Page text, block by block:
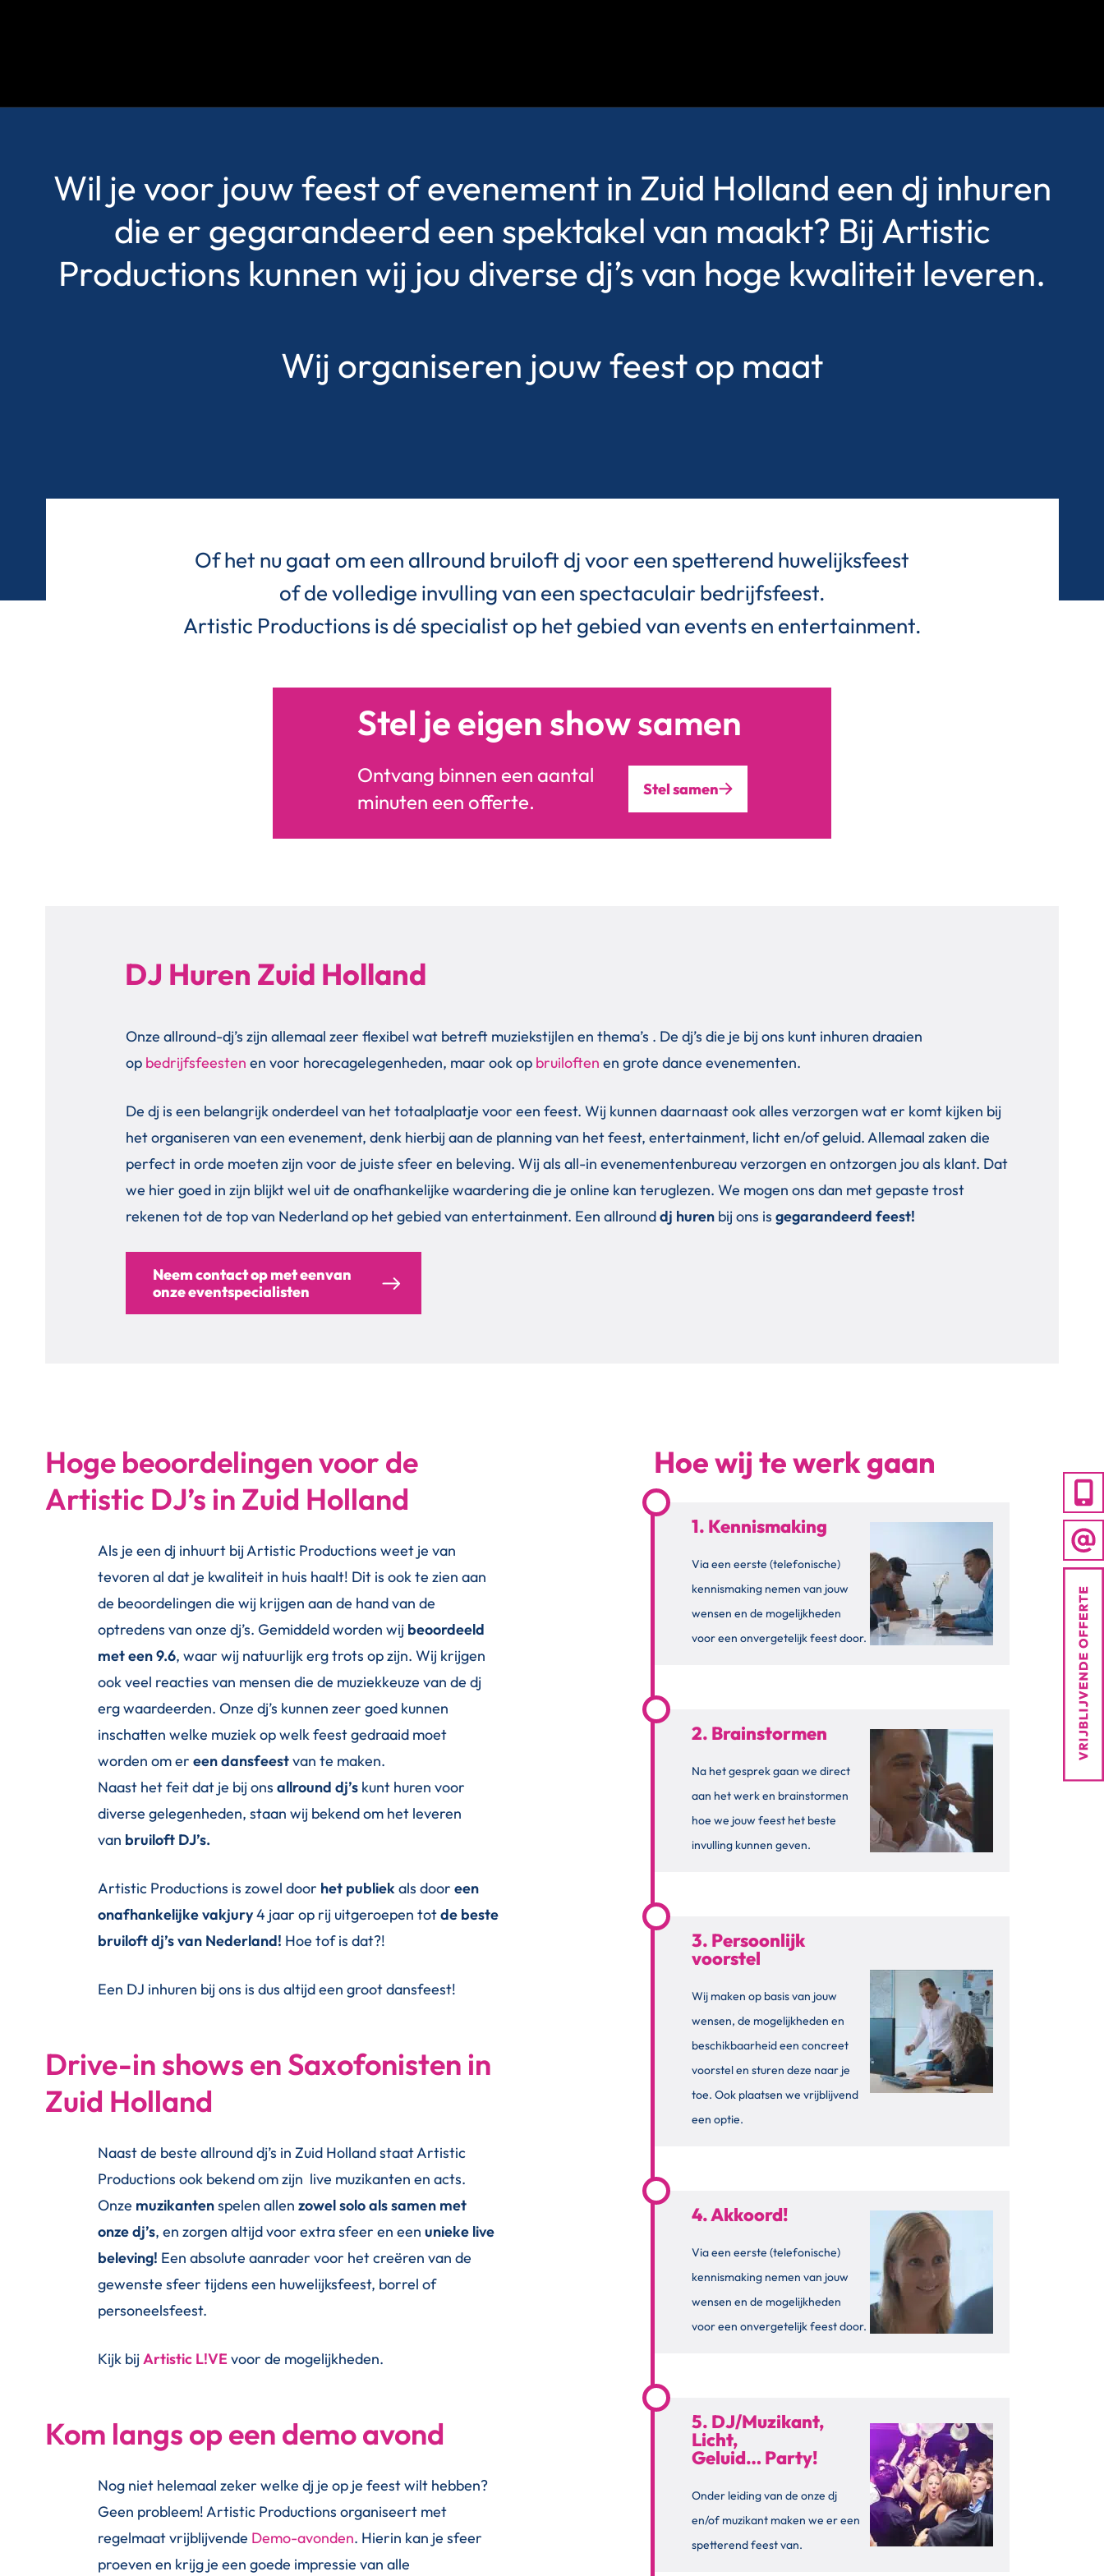
Wil je voor jouw feest of evenement in Zuid Holland een dj inhuren
die er gegarandeerd een spektakel van maakt? Bij Artistic
Productions kunnen wij jou diverse dj’s van hoge kwaliteit leveren.
Wij organiseren jouw feest op maat
Of het nu gaat om een allround bruiloft dj voor een spetterend huwelijksfeest
of de volledige invulling van een spectaculair bedrijfsfeest.
Artistic Productions is dé specialist op het gebied van events en entertainment.
Stel je eigen show samen
Ontvang binnen een aantal
minuten een offerte.
Stel samen
DJ Huren Zuid Holland
Onze allround-dj’s zijn allemaal zeer flexibel wat betreft muziekstijlen en thema’s . De dj’s die je bij ons kunt inhuren draaien
op bedrijfsfeesten en voor horecagelegenheden, maar ook op bruiloften en grote dance evenementen.
De dj is een belangrijk onderdeel van het totaalplaatje voor een feest. Wij kunnen daarnaast ook alles verzorgen wat er komt kijken bij
het organiseren van een evenement, denk hierbij aan de planning van het feest, entertainment, licht en/of geluid. Allemaal zaken die
perfect in orde moeten zijn voor de juiste sfeer en beleving. Wij als all-in evenementenbureau verzorgen en ontzorgen jou als klant. Dat
we hier goed in zijn blijkt wel uit de onafhankelijke waardering die je online kan teruglezen. We mogen ons dan met gepaste trost
rekenen tot de top van Nederland op het gebied van entertainment. Een allrounddj hurenbij ons is gegarandeerd feest!
Neem contact op met eenvan
onze eventspecialisten
Hoge beoordelingen voor de
Artistic DJ’s in Zuid Holland
Als je een dj inhuurt bij Artistic Productions weet je van
tevoren al dat je kwaliteit in huis haalt! Dit is ook te zien aan
de beoordelingen die wij krijgen aan de hand van de
optredens van onze dj’s. Gemiddeld worden wij beoordeeld
met een 9.6, waar wij natuurlijk erg trots op zijn. Wij krijgen
ook veel reacties van mensen die de muziekkeuze van de dj
erg waardeerden. Onze dj’s kunnen zeer goed kunnen
inschatten welke muziek op welk feest gedraaid moet
worden om ereen dansfeestvan te maken.
Naast het feit dat je bij onsallround dj’s kunt huren voor
diverse gelegenheden, staan wij bekend om het leveren
van bruiloft DJ’s.
Artistic Productions is zowel door het publiekals dooreen
onafhankelijke vakjury4 jaar op rij uitgeroepen totde beste
bruiloft dj’s van Nederland! Hoe tof is dat?!
Een DJ inhuren bij ons is dus altijd een groot dansfeest!
Drive-in shows en Saxofonisten in
Zuid Holland
Naast de beste allround dj’s in Zuid Holland staat Artistic
Productions ook bekend om zijn live muzikanten en acts.
Onze muzikantenspelen allenzowel solo als samen met
onze dj’s, en zorgen altijd voor extra sfeer en eenunieke live
beleving! Een absolute aanrader voor het creëren van de
gewenste sfeer tijdens een huwelijksfeest, borrel of
personeelsfeest.
Kijk bijArtistic L!VE voor de mogelijkheden.
Kom langs op een demo avond
Nog niet helemaal zeker welke dj je op je feest wilt hebben?
Geen probleem! Artistic Productions organiseert met
regelmaat vrijblijvende Demo-avonden. Hierin kan je sfeer
proeven en krijg je een goede impressie van alle
Hoe wij te werk gaan
1. Kennismaking
Via een eerste (telefonische)
kennismaking nemen van jouw
wensen en de mogelijkheden
voor een onvergetelijk feest door.
2. Brainstormen
Na het gesprek gaan we direct
aan het werk en brainstormen
hoe we jouw feest het beste
invulling kunnen geven.
3. Persoonlijk
voorstel
Wij maken op basis van jouw
wensen, de mogelijkheden en
beschikbaarheid een concreet
voorstel en sturen deze naar je
toe. Ook plaatsen we vrijblijvend
een optie.
4. Akkoord!
Via een eerste (telefonische)
kennismaking nemen van jouw
wensen en de mogelijkheden
voor een onvergetelijk feest door.
5. DJ/Muzikant,
Licht,
Geluid… Party!
Onder leiding van de onze dj
en/of muzikant maken we er een
spetterend feest van.